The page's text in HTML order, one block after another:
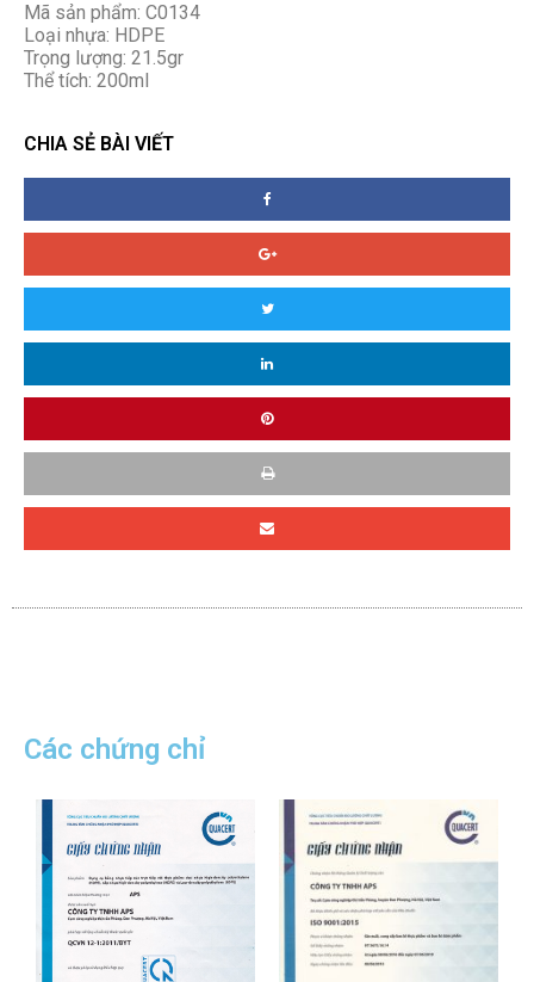
Mã sản phẩm: C0134
Loại nhựa: HDPE
Trọng lượng: 21.5gr
Thể tích: 200ml
CHIA SẺ BÀI VIẾT
Các chứng chỉ